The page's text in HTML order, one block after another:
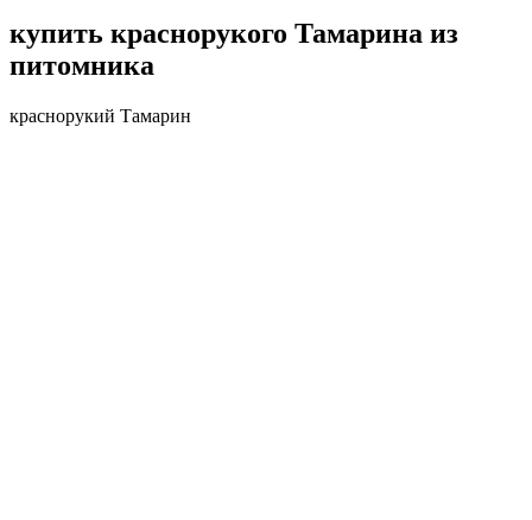
купить краснорукого Тамарина из
питомника
краснорукий Тамарин